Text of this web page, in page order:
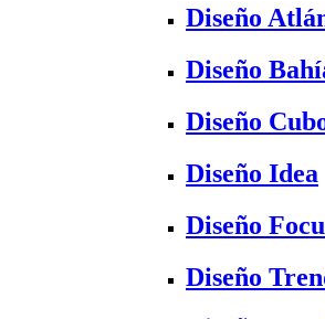
Diseño
Diseño
Diseño
Diseño Idea
Diseño
Diseño